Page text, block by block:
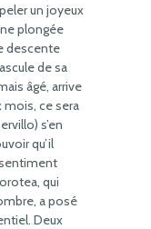
un joyeux
plongée
descente
de sa
âgé, arrive
mois, ce sera
s’en
qu’il
qui
a posé
Deux